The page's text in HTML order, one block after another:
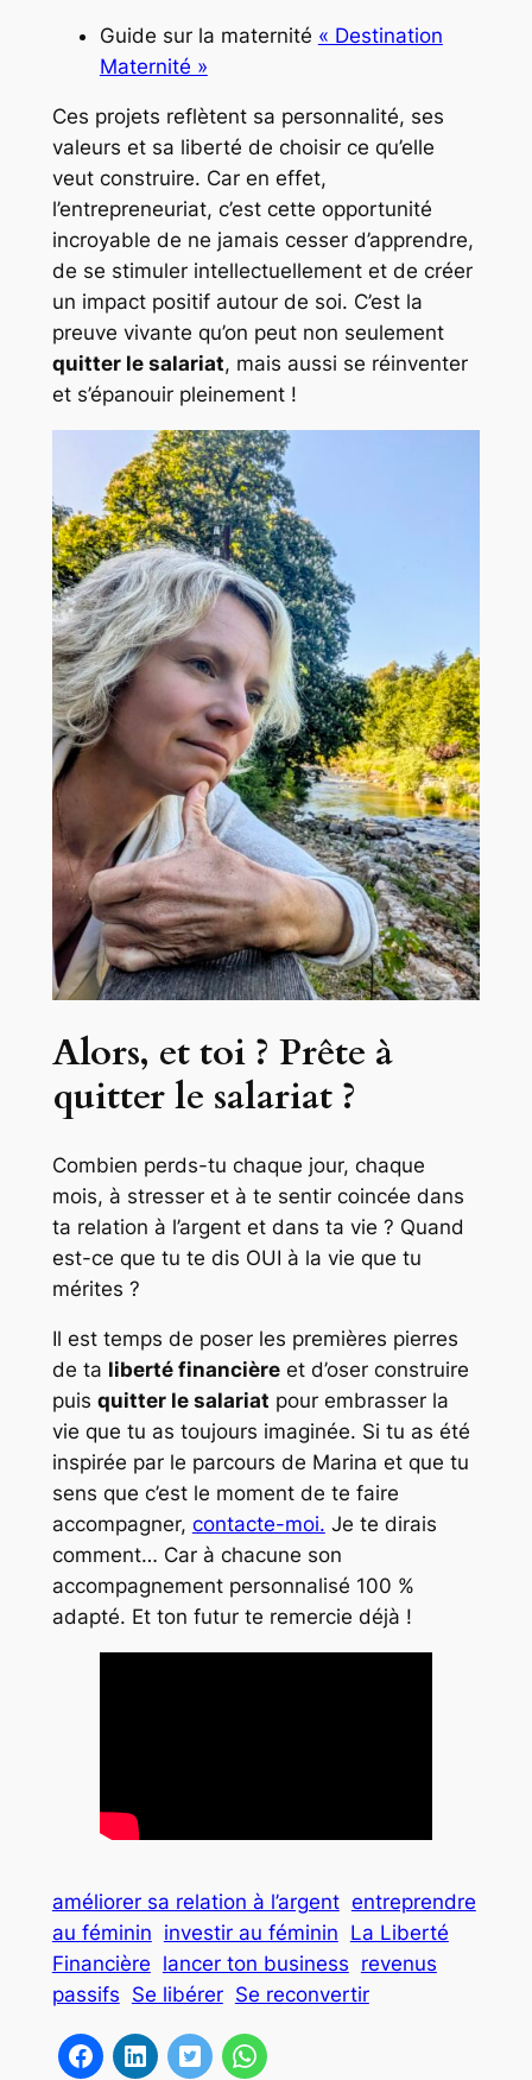
Guide sur la maternité « Destination
Maternité »
Ces projets reflètent sa personnalité, ses
valeurs et sa liberté de choisir ce qu’elle
veut construire. Car en effet,
l’entrepreneuriat, c’est cette opportunité
incroyable de ne jamais cesser d’apprendre,
de se stimuler intellectuellement et de créer
un impact positif autour de soi. C’est la
preuve vivante qu’on peut non seulement
quitter le salariat, mais aussi se réinventer
et s’épanouir pleinement !
Alors, et toi ? Prête à
quitter le salariat ?
Combien perds-tu chaque jour, chaque
mois, à stresser et à te sentir coincée dans
ta relation à l’argent et dans ta vie ? Quand
est-ce que tu te dis OUI à la vie que tu
mérites ?
Il est temps de poser les premières pierres
de ta liberté financièreet d’oser construire
puis quitter le salariat pour embrasser la
vie que tu as toujours imaginée. Si tu as été
inspirée par le parcours de Marina et que tu
sens que c’est le moment de te faire
accompagner, contacte-moi. Je te dirais
comment… Car à chacune son
accompagnement personnalisé 100 %
adapté. Et ton futur te remercie déjà !
améliorer sa relation à l’argent entreprendre
au féminin investir au féminin La Liberté
Financière lancer ton business revenus
passifs Se libérer Se reconvertir